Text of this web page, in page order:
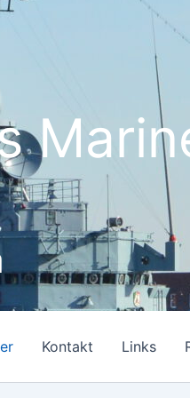
Kontakt Links